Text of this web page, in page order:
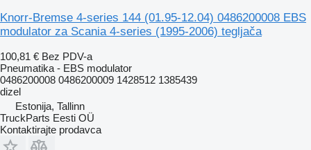
Knorr-Bremse 4-series 144 (01.95-12.04) 0486200008 EBS
modulator za Scania 4-series (1995-2006) tegljača
100,81 € Bez PDV-a
Pneumatika - EBS modulator
0486200008 0486200009 1428512 1385439
dizel
Estonija, Tallinn
TruckParts Eesti OÜ
Kontaktirajte prodavca